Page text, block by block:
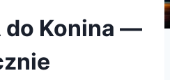
do Konina —